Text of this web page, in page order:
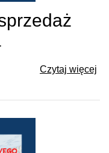
Czytaj więcej